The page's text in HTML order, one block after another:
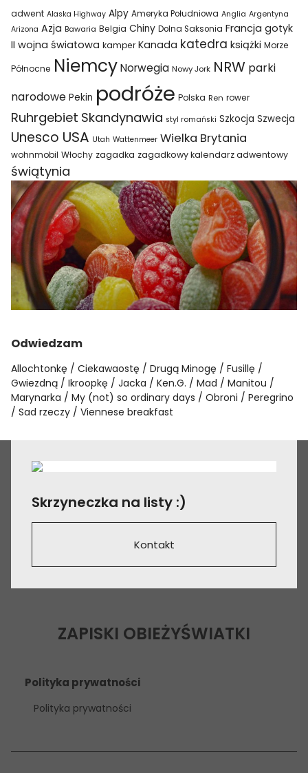
adwent Alaska Highway Alpy Ameryka Południowa Anglia Argentyna
Arizona Azja Bawaria Belgia Chiny Dolna Saksonia Francja gotyk
II wojna światowa kamper Kanada katedra książki Morze
Północne Niemcy Norwegia Nowy Jork NRW parki
narodowe Pekin podróże Polska Ren rower
Ruhrgebiet Skandynawia styl romański Szkocja Szwecja
Unesco USA Utah Wattenmeer Wielka Brytania
wohnmobil Włochy zagadka zagadkowy kalendarz adwentowy
świątynia
Odwiedzam
Allochtonkę Ciekawaostę Drugą Minogę
Fusillę
Gwiezdną
Ikroopkę Jacka Ken.G. Mad
Manitou
Marynarka
My (not) so ordinary days Obroni
Peregrino
Sad rzeczy
Viennese breakfast
Skrzyneczka na listy :)
Kontakt
ZAPISKI OBIEŻYŚWIATKI
Polityka prywatności
Polityka prywatności